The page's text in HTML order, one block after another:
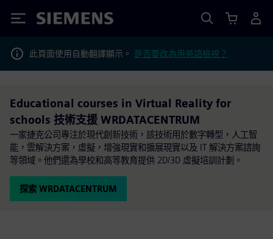
Siemens
此頁面使用自動翻譯顯示。 是否要改為用英語檢視？
Educational courses in Virtual Reality for
schools 技術支援 WRDATACENTRUM
一家捷克公司專注於現代創新技術，該技術用於數字轉型，人工智
能，雲解決方案，虛擬，增強現實和擴展現實以及 IT 解決方案諮詢
等領域。他們還為學校和高等教育提供 2D/3D 虛擬培訓計劃。
探索 WRDATACENTRUM